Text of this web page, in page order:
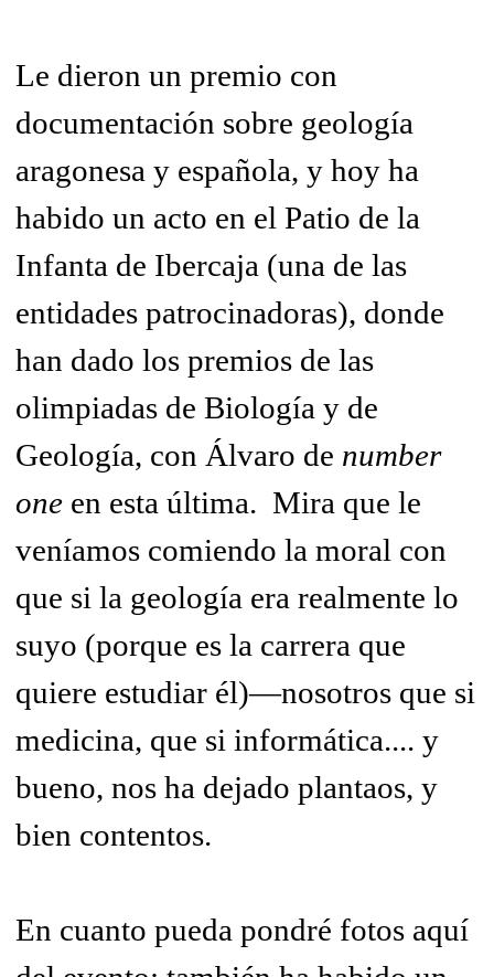
Le dieron un premio con
documentación sobre geología
aragonesa y española, y hoy ha
habido un acto en el Patio de la
Infanta de Ibercaja (una de las
entidades patrocinadoras), donde
han dado los premios de las
olimpiadas de Biología y de
Geología, con Álvaro de number
one en esta última. Mira que le
veníamos comiendo la moral con
que si la geología era realmente lo
suyo (porque es la carrera que
quiere estudiar él)—nosotros que si
medicina, que si informática.... y
bueno, nos ha dejado plantaos, y
bien contentos.
En cuanto pueda pondré fotos aquí